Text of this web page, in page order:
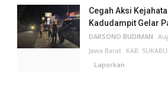
Cegah Aksi
Kadudampit Gelar
DARSONO BUDIMAN
Jawa Barat KAB.
Laporkan